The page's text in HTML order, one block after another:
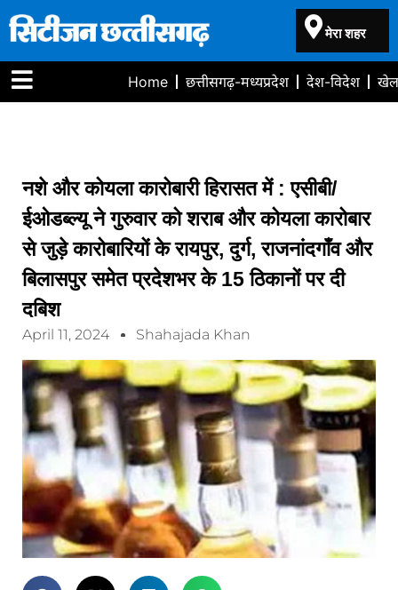
मेरा शहर
Home छत्तीसगढ़-मध्यप्रदेश देश-विदेश
नशे और कोयला कारोबारी हिरासत में : एसीबी/
ईओडब्ल्यू ने गुरुवार को शराब और कोयला कारोबार
से जुड़े कारोबारियों के रायपुर, दुर्ग, राजनांदगाँव और
बिलासपुर समेत प्रदेशभर के 15 ठिकानों पर दी
दबिश
April 11, 2024 Shahajada Khan